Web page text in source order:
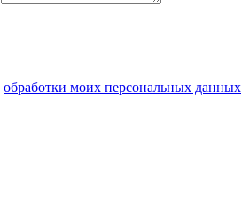
обработки моих персональных данных